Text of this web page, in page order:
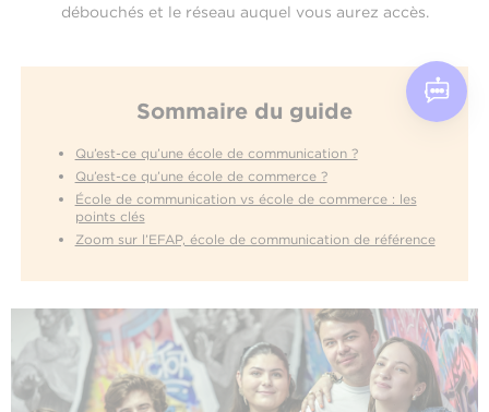
débouchés et le réseau auquel vous aurez accès.
Sommaire du guide
Qu’est-ce qu’une école de communication ?
Qu’est-ce qu’une école de commerce ?
École de communication vs école de commerce : les
points clés
Zoom sur l’EFAP, école de communication de référence